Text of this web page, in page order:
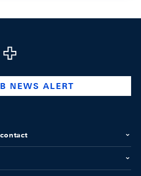
company/swiss-national-
@swissnationalbank
NEWS ALERT